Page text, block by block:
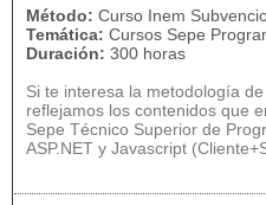
Método: Curso Inem
Temática: Cursos Sepe
Duración: 300 horas
Si te interesa la metodología
reflejamos los contenidos que
Sepe Técnico Superior de
ASP.NET y Javascript